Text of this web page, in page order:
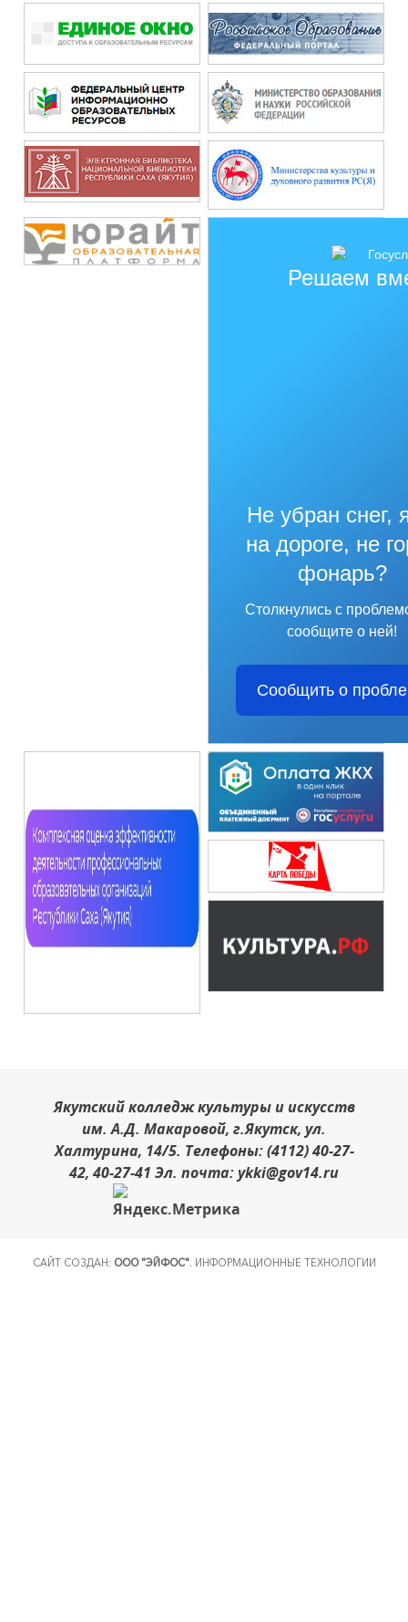
Решаем
Не убран снег,
на дороге, не
фонарь?
Столкнулись с
сообщите о ней!
Сообщить о
Якутский колледж культуры и искусств
им. А.Д. Макаровой, г.Якутск, ул.
Халтурина, 14/5. Телефоны: (4112) 40-27-
42, 40-27-41 Эл. почта: ykki@gov14.ru
САЙТ СОЗДАН: ООО "ЭЙФОС". ИНФОРМАЦИОННЫЕ ТЕХНОЛОГИИ